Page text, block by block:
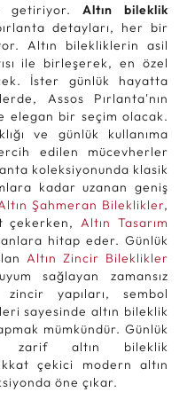
getiriyor. Altın bileklik
detayları, her bir
Altın bilekliklerin asil
ile birleşerek, en özel
İster günlük hayatta
Assos Pırlanta'nın
elegan bir seçim olacak.
ve günlük kullanıma
edilen mücevherler
koleksiyonunda klasik
kadar uzanan geniş
Şahmeran Bileklikler,
çekerken,Altın Tasarım
hitap eder. Günlük
Altın Zincir Bileklikler
sağlayan zamansız
yapıları, sembol
sayesinde altın bileklik
mümkündür. Günlük
zarif altın bileklik
çekici modern altın
öne çıkar.